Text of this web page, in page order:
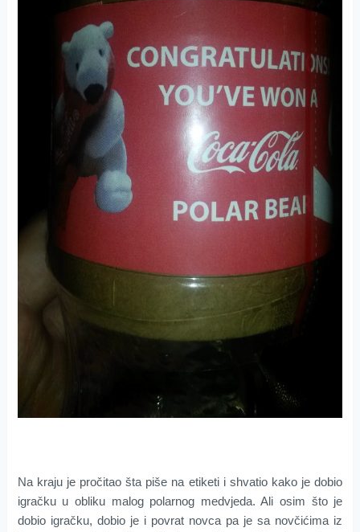
Na kraju je pročitao šta piše na etiketi i shvatio kako je dobio
igračku u obliku malog polarnog medvjeda. Ali osim što je
dobio igračku, dobio je i povrat novca pa je sa novčićima iz